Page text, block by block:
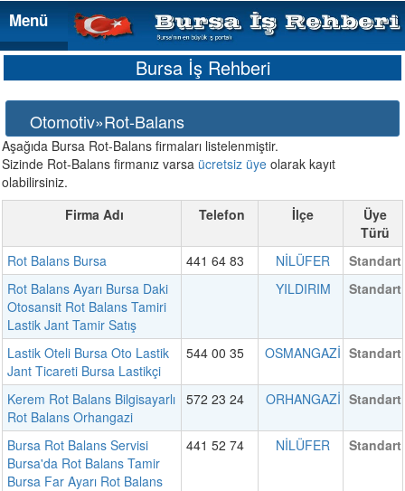
Menü
Menü
Bursa İş Rehberi
Otomotiv»Rot-Balans
Aşağıda Bursa Rot-Balans firmaları listelenmiştir.
Sizinde Rot-Balans firmanız varsa ücretsiz üye olarak kayıt
olabilirsiniz.
Firma Adı
Telefon İlçe
Üye
Türü
Rot Balans Bursa
441 64 83 NİLÜFER
Standart
Rot Balans Ayarı Bursa Daki
Otosansit Rot Balans Tamiri
Lastik Jant Tamir Satış
YILDIRIM Standart
Lastik Oteli Bursa Oto Lastik
Jant Ticareti Bursa Lastikçi
544 00 35 OSMANGAZİ Standart
Kerem Rot Balans Bilgisayarlı
Rot Balans Orhangazi
572 23 24 ORHANGAZİ Standart
Bursa Rot Balans Servisi
Bursa'da Rot Balans Tamir
Bursa Far Ayarı Rot Balans
441 52 74 NİLÜFER Standart